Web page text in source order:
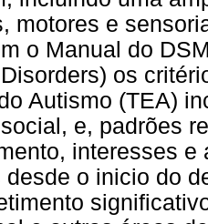
motores e
o Manual do
os
Autismo (TEA)
e, padrões
interesses
desde o inicio do